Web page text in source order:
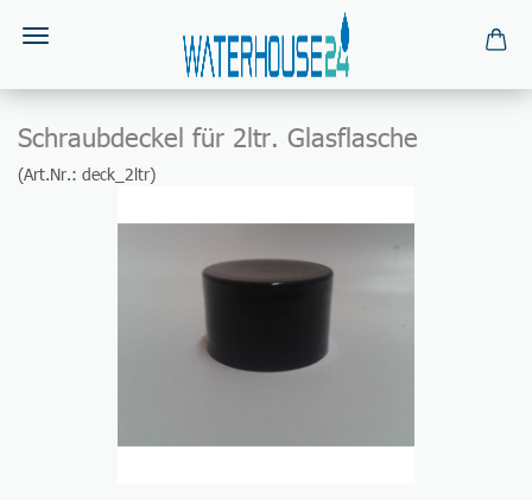
Schraubdeckel für 2ltr. Glasflasche
(Art.Nr.: deck_2ltr)